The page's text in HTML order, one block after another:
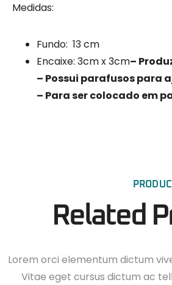
Medidas:
Fundo: 13 cm
Encaixe: 3cm x 3cm–
– Possui parafusos para
– Para ser colocado em
Related
Lorem orci elementum dictum
Vitae eget cursus dictum ac